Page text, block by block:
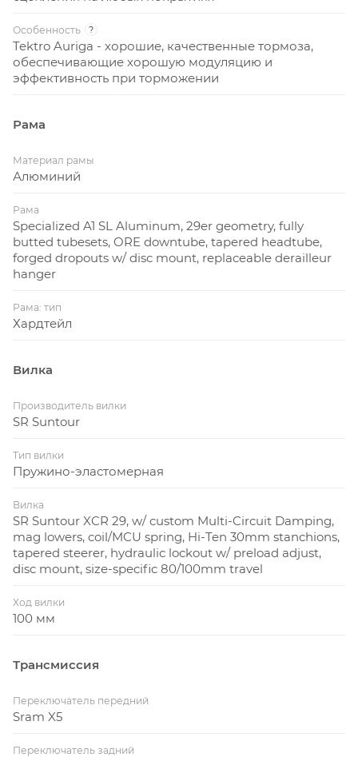
Особенность ?
Tektro Auriga - хорошие, качественные тормоза,
обеспечивающие хорошую модуляцию и
эффективность при торможении
Рама
Материал рамы
Алюминий
Рама
Specialized A1 SL Aluminum, 29er geometry, fully
butted tubesets, ORE downtube, tapered headtube,
forged dropouts w/ disc mount, replaceable derailleur
hanger
Рама: тип
Хардтейл
Вилка
Производитель вилки
SR Suntour
Тип вилки
Пружино-эластомерная
Вилка
SR Suntour XCR 29, w/ custom Multi-Circuit Damping,
mag lowers, coil/MCU spring, Hi-Ten 30mm stanchions,
tapered steerer, hydraulic lockout w/ preload adjust,
disc mount, size-specific 80/100mm travel
Ход вилки
100 мм
Трансмиссия
Переключатель передний
Sram X5
Переключатель задний